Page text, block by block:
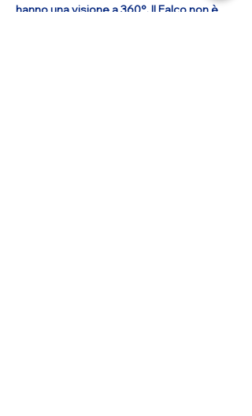
hanno una visione a 360°. Il Falco non è